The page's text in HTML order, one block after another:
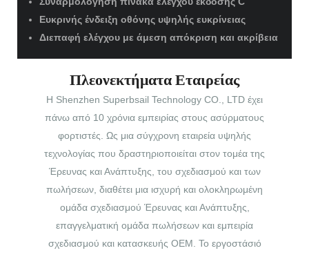
Ευκρινής ένδειξη οθόνης υψηλής ευκρίνειας
Διεπαφή ελέγχου με άμεση απόκριση και ακρίβεια
Πλεονεκτήματα Εταιρείας
Η Shenzhen Superbsail Technology CO., LTD έχει
πάνω από 10 χρόνια εμπειρίας στους ασύρματους
φορτιστές. Ως μια σύγχρονη εταιρεία υψηλής
τεχνολογίας που δραστηριοποιείται στον τομέα της
Έρευνας και Ανάπτυξης, του σχεδιασμού και των
πωλήσεων, διαθέτει μια ισχυρή και ολοκληρωμένη
ομάδα σχεδιασμού Έρευνας και Ανάπτυξης,
επαγγελματική ομάδα πωλήσεων και εμπειρία
σχεδιασμού και κατασκευής OEM. Το εργοστάσιό